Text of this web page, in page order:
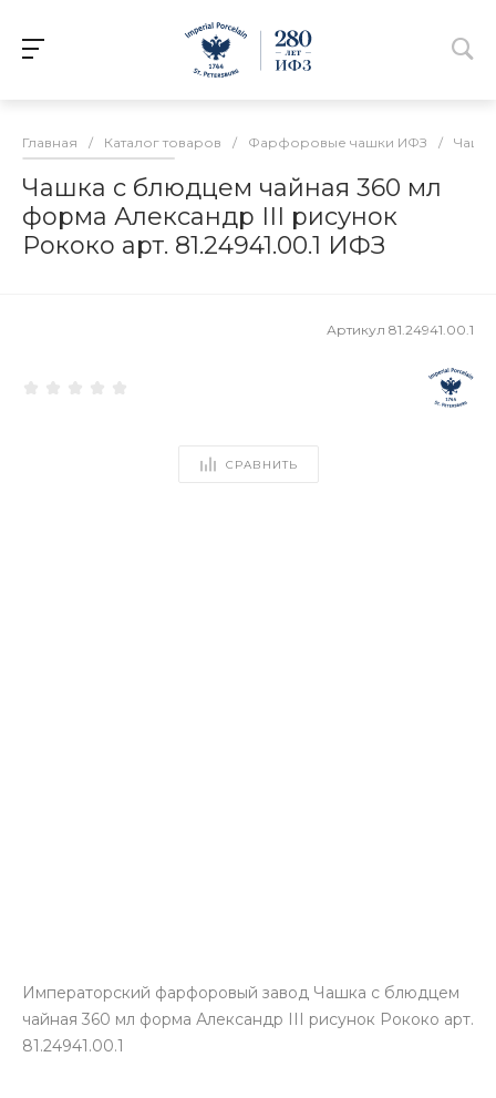
Главная / Каталог товаров / Фарфоровые чашки ИФЗ /
Чашка с блюдцем чайная 360 мл
форма Александр III рисунок
Рококо арт. 81.24941.00.1 ИФЗ
Артикул 81.24941.00.1
СРАВНИТЬ
Императорский фарфоровый завод Чашка с блюдцем
чайная 360 мл форма Александр III рисунок Рококо арт.
81.24941.00.1